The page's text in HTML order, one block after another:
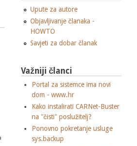
Upute za autore
Objavljivanje članaka -
HOWTO
Savjeti za dobar članak
Važniji članci
Portal za sistemce ima novi
dom - www.hr
Kako instalirati CARNet-Buster
na "čisti" poslužitelj?
Ponovno pokretanje usluge
sys.backup